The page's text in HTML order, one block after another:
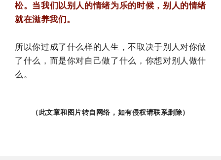
松。当我们以别人的情绪为乐的时候，别人的情绪
就在滋养我们。
所以你过成了什么样的人生，不取决于别人对你做
了什么，而是你对自己做了什么，你想对别人做什
么。
（此文章和图片转自网络，如有侵权请联系删除）